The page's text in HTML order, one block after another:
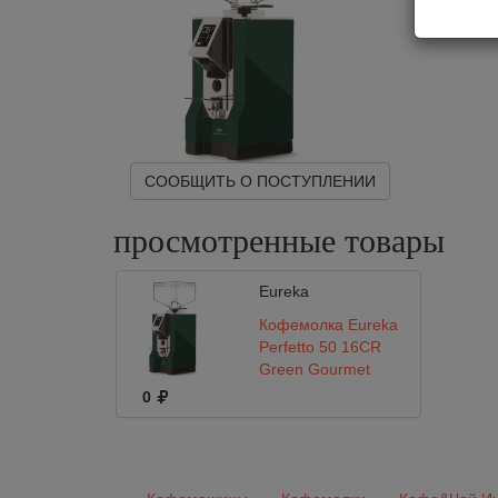
СООБЩИТЬ О ПОСТУПЛЕНИИ
просмотренные товары
Eureka
Кофемолка Eureka
Perfetto 50 16CR
Green Gourmet
0